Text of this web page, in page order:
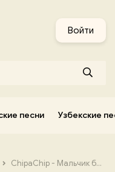
Войти
песни Узбекские
ChipaChip - Мальчик бездомной
Корейские песни